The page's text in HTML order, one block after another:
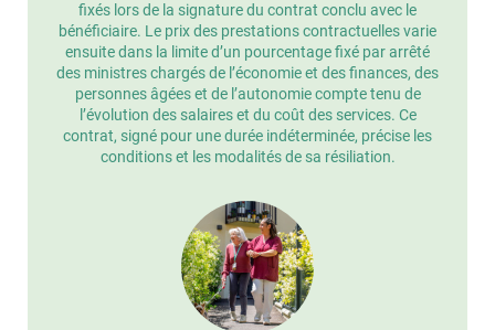
fixés lors de la signature du contrat conclu avec le
bénéficiaire. Le prix des prestations contractuelles varie
ensuite dans la limite d’un pourcentage fixé par arrêté
des ministres chargés de l’économie et des finances, des
personnes âgées et de l’autonomie compte tenu de
l’évolution des salaires et du coût des services. Ce
contrat, signé pour une durée indéterminée, précise les
conditions et les modalités de sa résiliation.